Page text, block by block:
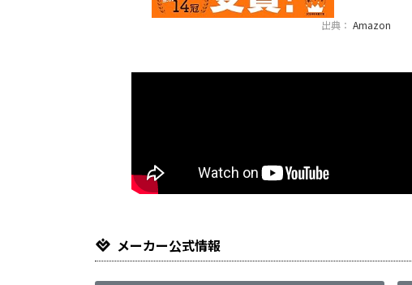
出典： Amazon
メーカー公式情報